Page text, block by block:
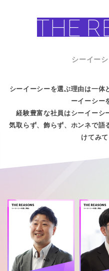
THE
シーイー
シーイーシーを選ぶ理由は一
ーイーシー
経験豊富な社員はシーイーシ
気取らず、飾らず、ホンネで語
けてみて